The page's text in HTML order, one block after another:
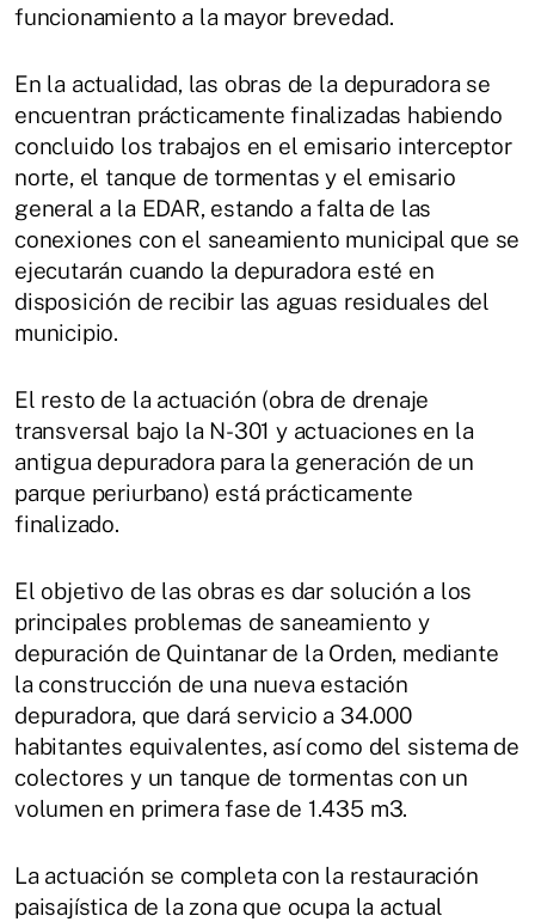
funcionamiento a la mayor brevedad.
En la actualidad, las obras de la depuradora se
encuentran prácticamente finalizadas habiendo
concluido los trabajos en el emisario interceptor
norte, el tanque de tormentas y el emisario
general a la EDAR, estando a falta de las
conexiones con el saneamiento municipal que se
ejecutarán cuando la depuradora esté en
disposición de recibir las aguas residuales del
municipio.
El resto de la actuación (obra de drenaje
transversal bajo la N-301 y actuaciones en la
antigua depuradora para la generación de un
parque periurbano) está prácticamente
finalizado.
El objetivo de las obras es dar solución a los
principales problemas de saneamiento y
depuración de Quintanar de la Orden, mediante
la construcción de una nueva estación
depuradora, que dará servicio a 34.000
habitantes equivalentes, así como del sistema de
colectores y un tanque de tormentas con un
volumen en primera fase de 1.435 m3.
La actuación se completa con la restauración
paisajística de la zona que ocupa la actual